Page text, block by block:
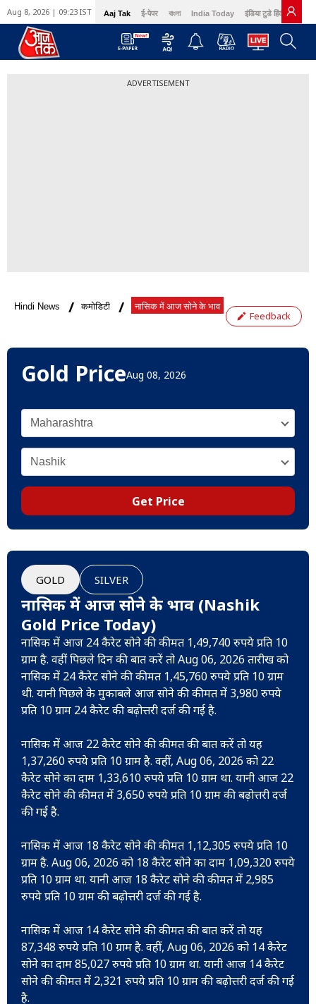
Aug 8, 2026 | 09:23 IST Aaj Tak ई-पेपर বাংলা India Today इंडिया टुडे हिंदी
ADVERTISEMENT
Hindi News कमोडिटी नासिक में आज सोने के भाव
Feedback
Gold PriceAug 08, 2026
Get Price
GOLD SILVER
नासिक में आज सोने के भाव (Nashik
Gold Price Today)
नासिक में आज 24 कैरेट सोने की कीमत 1,49,740 रुपये प्रति 10
ग्राम है. वहीं पिछले दिन की बात करें तो Aug 06, 2026 तारीख को
नासिक में 24 कैरेट सोने की कीमत 1,45,760 रुपये प्रति 10 ग्राम
थी. यानी पिछले के मुकाबले आज सोने की कीमत में 3,980 रुपये
प्रति 10 ग्राम 24 कैरेट की बढ़ोत्तरी दर्ज की गई है.
नासिक में आज 22 कैरेट सोने की कीमत की बात करें तो यह
1,37,260 रुपये प्रति 10 ग्राम है. वहीं, Aug 06, 2026 को 22
कैरेट सोने का दाम 1,33,610 रुपये प्रति 10 ग्राम था. यानी आज 22
कैरेट सोने की कीमत में 3,650 रुपये प्रति 10 ग्राम की बढ़ोत्तरी दर्ज
की गई है.
नासिक में आज 18 कैरेट सोने की कीमत 1,12,305 रुपये प्रति 10
ग्राम है. Aug 06, 2026 को 18 कैरेट सोने का दाम 1,09,320 रुपये
प्रति 10 ग्राम था. यानी आज 18 कैरेट सोने की कीमत में 2,985
रुपये प्रति 10 ग्राम की बढ़ोत्तरी दर्ज की गई है.
नासिक में आज 14 कैरेट सोने की कीमत की बात करें तो यह
87,348 रुपये प्रति 10 ग्राम है. वहीं, Aug 06, 2026 को 14 कैरेट
सोने का दाम 85,027 रुपये प्रति 10 ग्राम था. यानी आज 14 कैरेट
सोने की कीमत में 2,321 रुपये प्रति 10 ग्राम की बढ़ोत्तरी दर्ज की गई
है.